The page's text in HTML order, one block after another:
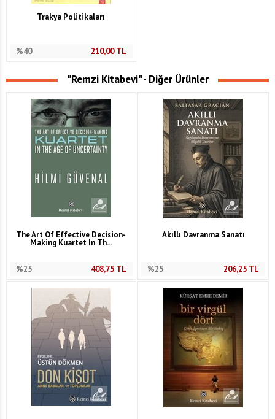
Trakya Politikaları
%40 210,00TL
"Remzi Kitabevi" - Diğer Ürünler
The Art Of Effective Decision-
Making Kuartet In Th...
%25 408,75TL
Akıllı Davranma Sanatı
%25 206,25 TL